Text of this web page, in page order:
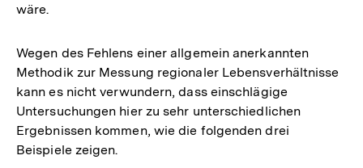
wäre.
Wegen des Fehlens einer allgemein anerkannten
Methodik zur Messung regionaler Lebensverhältnisse
kann es nicht verwundern, dass einschlägige
Untersuchungen hier zu sehr unterschiedlichen
Ergebnissen kommen, wie die folgenden drei
Beispiele zeigen.